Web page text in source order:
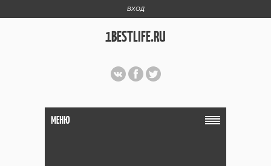
ВХОД
1BESTLIFE.RU
МЕНЮ